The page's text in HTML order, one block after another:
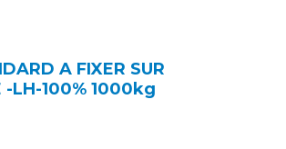
A FIXER SUR
-LH-100% 1000kg